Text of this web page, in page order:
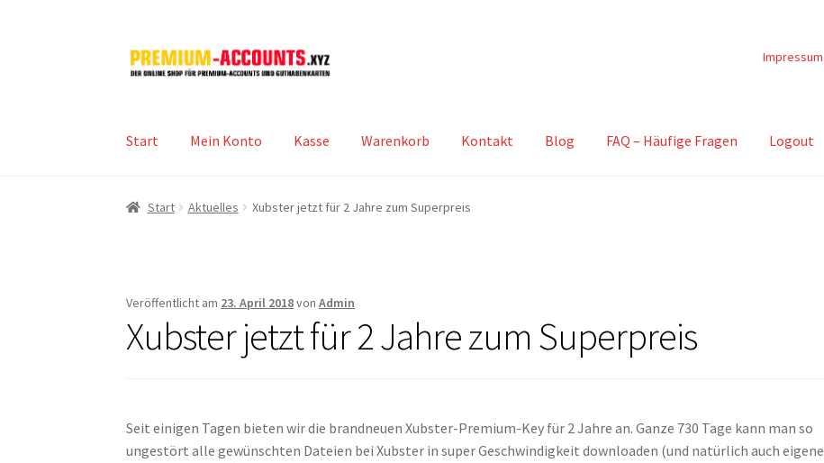
Zur
Navigation
Zum
Inhalt
Impressum
Start Mein Konto Kasse Warenkorb Kontakt Blog FAQ – Häufige Fragen Logout
Start Aktuelles Xubster jetzt für 2 Jahre zum Superpreis
Veröffentlicht am 23. April 2018vonAdmin
Xubster jetzt für 2 Jahre zum Superpreis
Seit einigen Tagen bieten wir die brandneuen Xubster-Premium-Key für 2 Jahre an. Ganze 730 Tage kann man so
ungestört alle gewünschten Dateien bei Xubster in super Geschwindigkeit downloaden (und natürlich auch eigene